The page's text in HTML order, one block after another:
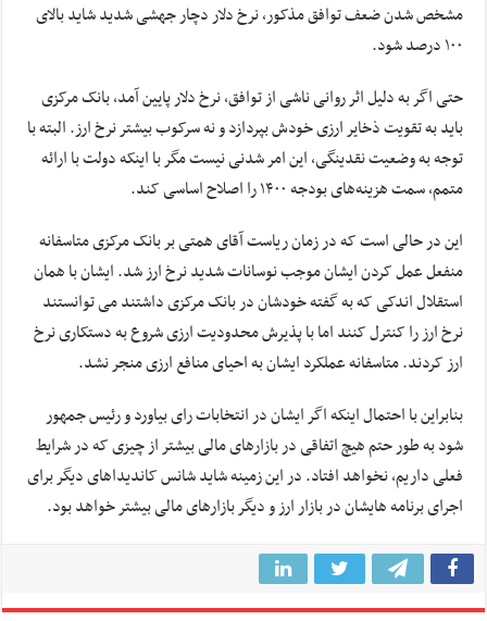
مشخص شدن ضعف توافق مذکور، نرخ دلار دچار جهشی شدید شاید بالای
۱۰۰ درصد شود.
حتی اگر به دلیل اثر روانی ناشی از توافق، نرخ دلار پایین آمد، بانک مرکزی
باید به تقویت ذخایر ارزی خودش بپردازد و نه سرکوب بیشتر نرخ ارز. البته با
توجه به وضعیت نقدینگی، این امر شدنی نیست مگر با اینکه دولت با ارائه
متمم، سمت هزینه‌های بودجه ۱۴۰۰ را اصلاح اساسی کند.
این در حالی است که در زمان ریاست آقای همتی بر بانک مرکزی متاسفانه
منفعل عمل کردن ایشان موجب نوسانات شدید نرخ ارز شد. ایشان با همان
استقلال اندکی که به گفته خودشان در بانک مرکزی داشتند می توانستند
نرخ ارز را کنترل کنند اما با پذیرش محدودیت ارزی شروع به دستکاری نرخ
ارز کردند. متاسفانه عملکرد ایشان به احیای منافع ارزی منجر نشد.
بنابراین با احتمال اینکه اگر ایشان در انتخابات رای بیاورد و رئیس جمهور
شود به طور حتم هیچ اتفاقی در بازارهای مالی بیشتر از چیزی که در شرایط
فعلی داریم، نخواهد افتاد. در این زمینه شاید شانس کاندیداهای دیگر برای
اجرای برنامه هایشان در بازار ارز و دیگر بازارهای مالی بیشتر خواهد بود.